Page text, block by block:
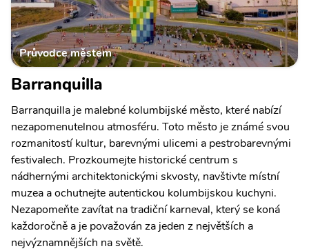
Průvodce městem
Barranquilla
Barranquilla je malebné kolumbijské město, které nabízí
nezapomenutelnou atmosféru. Toto město je známé svou
rozmanitostí kultur, barevnými ulicemi a pestrobarevnými
festivalech. Prozkoumejte historické centrum s
nádhernými architektonickými skvosty, navštivte místní
muzea a ochutnejte autentickou kolumbijskou kuchyni.
Nezapomeňte zavítat na tradiční karneval, který se koná
každoročně a je považován za jeden z největších a
nejvýznamnějších na světě.